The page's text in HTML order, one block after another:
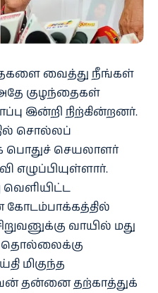
வைத்து நீங்கள்
குழந்தைகள்
இன்றி நிற்கின்றனர்.
சொல்லப்
பொதுச் செயலாளர்
எழுப்பியுள்ளார்.
வெளியிட்ட
வாயில் மது
தொல்லைக்கு
மிகுந்த
தன்னை தற்காத்துக்